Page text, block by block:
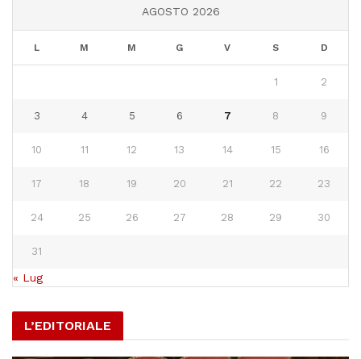
AGOSTO 2026
L M M G V S D
1 2
3 4 5 6 7 8 9
10 11 12 13 14 15 16
17 18 19 20 21 22 23
24 25 26 27 28 29 30
31
« Lug
L’EDITORIALE